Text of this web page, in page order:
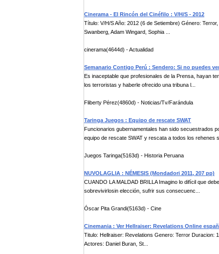
Cinerama - El Rincón del Cinéfilo : V/H/S - 2012
Título: V/H/S Año: 2012 (6 de Setiembre) Género:
Swanberg, Adam Wingard, Sophia ...
cinerama(4644d) - Actualidad
Semanario Contigo Perú : Sendero: Si no puedes
Es inaceptable que profesionales de la Prensa, hayan
los terroristas y haberle ofrecido una tribuna l...
Fliberty Pérez(4860d) - Noticias/Tv/Farándula
Taringa Juegos : Equipo de rescate SWAT
Funcionarios gubernamentales han sido secuestrados
equipo de rescate SWAT y rescata a todos los rehenes
Juegos Taringa(5163d) - Historia Peruana
NUVOLAGLIA : NÉMESIS (Mondadori 2011, 207 pp)
CUANDO LA MALDAD BRILLA Imagino lo difícil que
sobrevivirlosin elección, sufrir sus consecuenc...
Óscar Pita Grandi(5163d) - Cine
Cinemania : Ver Hellraiser: Revelations Online
Titulo: Hellraiser: Revelations Genero: Terror Duracion:
Actores: Daniel Buran, St...